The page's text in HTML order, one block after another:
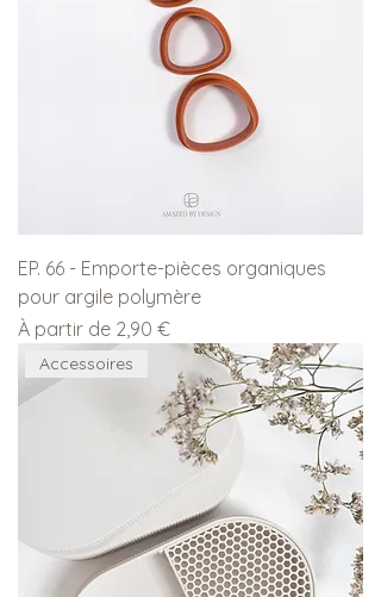
EP. 66 - Emporte-pièces organiques
pour argile polymère
À partir de 2,90 €
Prix promotionnel
Accessoires